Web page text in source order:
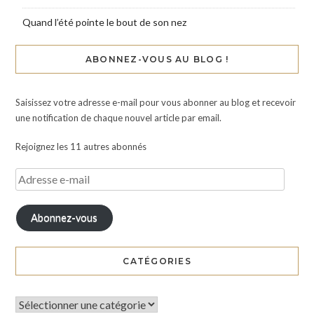
Quand l’été pointe le bout de son nez
ABONNEZ-VOUS AU BLOG !
Saisissez votre adresse e-mail pour vous abonner au blog et recevoir
une notification de chaque nouvel article par email.
Rejoignez les 11 autres abonnés
Abonnez-vous
CATÉGORIES